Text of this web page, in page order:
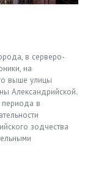
в серверо-
на
выше улицы
Александрийской.
периода в
зодчества